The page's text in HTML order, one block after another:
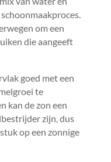
om een
die aangeeft
goed met een
te
kan de zon een
zijn, dus
op een zonnige